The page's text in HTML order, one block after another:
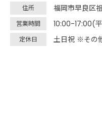
住所 福岡市早良区
営業時間 10:00-17:00(
定休日 土日祝 ※その